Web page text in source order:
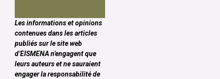
Les informations et opinions
contenues dans les articles
publiés sur le site web
d’EISMENA n’engagent que
leurs auteurs et ne sauraient
engager la responsabilité de